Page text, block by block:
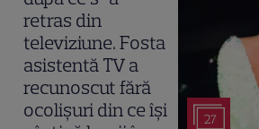
27
retras din
televiziune. Fosta
asistentă TV a
recunoscut fără
ocolișuri din ce își